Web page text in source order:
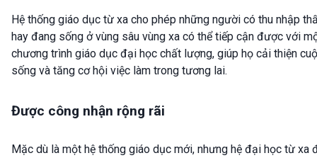
Hệ thống giáo dục từ xa cho phép những người có thu nhập
hay đang sống ở vùng sâu vùng xa có thể tiếp cận được với
chương trình giáo dục đại học chất lượng, giúp họ cải thiện
sống và tăng cơ hội việc làm trong tương lai.
Được công nhận rộng rãi
Mặc dù là một hệ thống giáo dục mới, nhưng hệ đại học từ xa